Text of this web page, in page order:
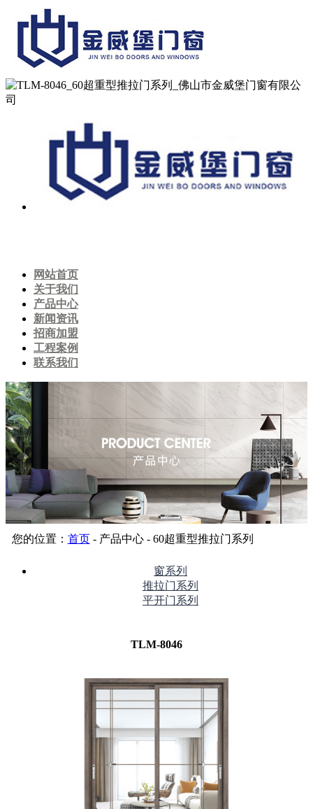
网站首页
关于我们
产品中心
新闻资讯
招商加盟
工程案例
联系我们
您的位置： 首页- 产品中心 - 60超重型推拉门系列
窗系列
推拉门系列
平开门系列
TLM-8046